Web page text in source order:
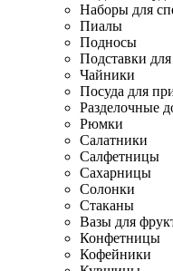
Наборы для
Пиалы
Подносы
Подставки
Чайники
Посуда для
Разделочные
Рюмки
Салатники
Салфетницы
Сахарницы
Солонки
Стаканы
Вазы для
Конфетницы
Кофейники